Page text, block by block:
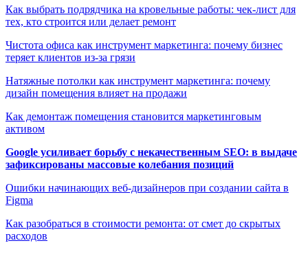
Как выбрать подрядчика на кровельные работы: чек-лист для
тех, кто строится или делает ремонт
Чистота офиса как инструмент маркетинга: почему бизнес
теряет клиентов из-за грязи
Натяжные потолки как инструмент маркетинга: почему
дизайн помещения влияет на продажи
Как демонтаж помещения становится маркетинговым
активом
Google усиливает борьбу с некачественным SEO: в выдаче
зафиксированы массовые колебания позиций
Ошибки начинающих веб-дизайнеров при создании сайта в
Figma
Как разобраться в стоимости ремонта: от смет до скрытых
расходов